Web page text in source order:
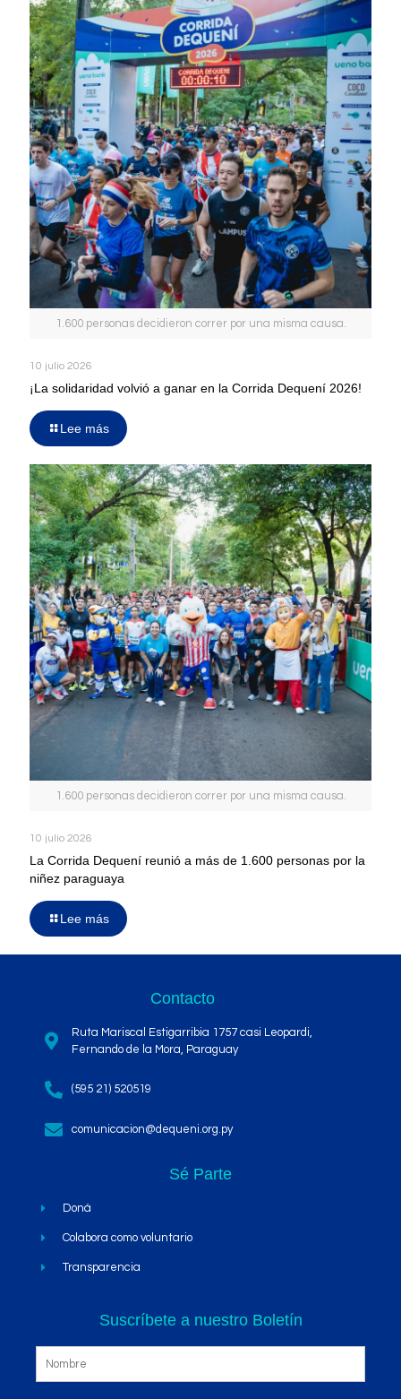
1.600 personas decidieron correr por una misma causa.
10 julio 2026
¡La solidaridad volvió a ganar en la Corrida Dequení 2026!
Lee más
1.600 personas decidieron correr por una misma causa.
10 julio 2026
La Corrida Dequení reunió a más de 1.600 personas por la
niñez paraguaya
Lee más
Contacto
Ruta Mariscal Estigarribia 1757 casi Leopardi,
Fernando de la Mora, Paraguay
(595 21) 520519
comunicacion@dequeni.org.py
Sé Parte
Doná
Colabora como voluntario
Transparencia
Suscríbete a nuestro Boletín